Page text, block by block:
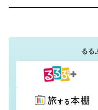
るる